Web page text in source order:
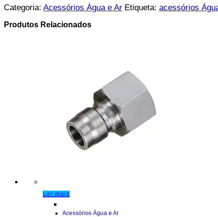
Categoria: Acessórios Àgua e Ar Etiqueta: acessórios
Produtos Relacionados
Ler mais
Acessórios Àgua e Ar